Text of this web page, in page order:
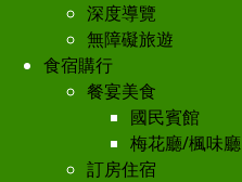
深度導覽
無障礙旅遊
食宿購行
餐宴美食
國民賓館
梅花廳/楓味廳
訂房住宿